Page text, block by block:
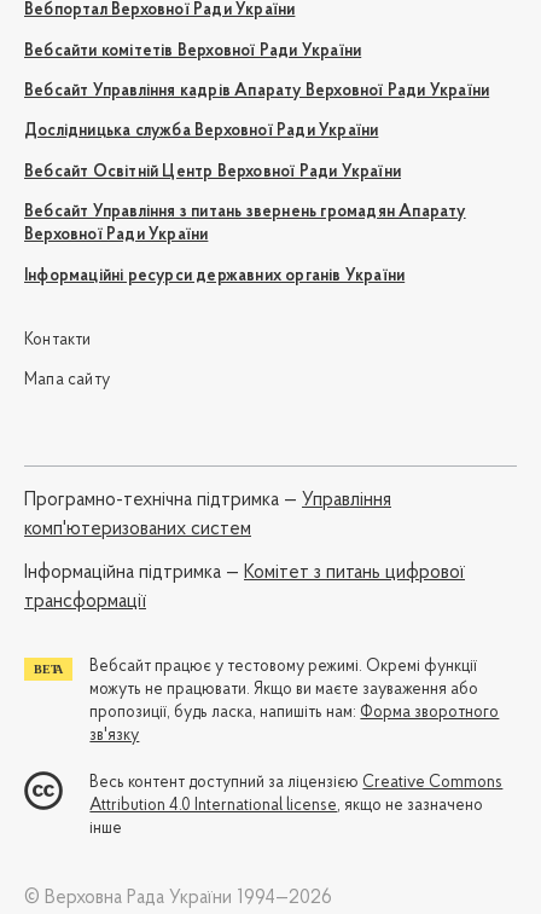
Вебпортал Верховної Ради України
Вебсайти комітетів Верховної Ради України
Вебсайт Управління кадрів Апарату Верховної Ради України
Дослідницька служба Верховної Ради України
Вебсайт Освітній Центр Верховної Ради України
Вебсайт Управління з питань звернень громадян Апарату
Верховної Ради України
Інформаційні ресурси державних органів України
Контакти
Мапа сайту
Програмно-технічна підтримка — Управління
комп'ютеризованих систем
Iнформаційна підтримка — Комітет з питань цифрової
трансформації
Вебсайт працює у тестовому режимі. Окремі функції
можуть не працювати. Якщо ви маєте зауваження або
пропозиції, будь ласка, напишіть нам: Форма зворотного
зв'язку
Весь контент доступний за ліцензією Creative Commons
Attribution 4.0 International license, якщо не зазначено
інше
© Верховна Рада України 1994—2026